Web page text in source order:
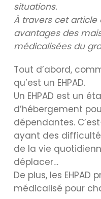
situations.
À travers cet
avantages des
médicalisées du
Tout d’abord,
qu’est un EHPAD.
Un EHPAD est un
d’hébergement
dépendantes.
ayant des
de la vie
déplacer…
De plus, les EHPAD
médicalisé pour